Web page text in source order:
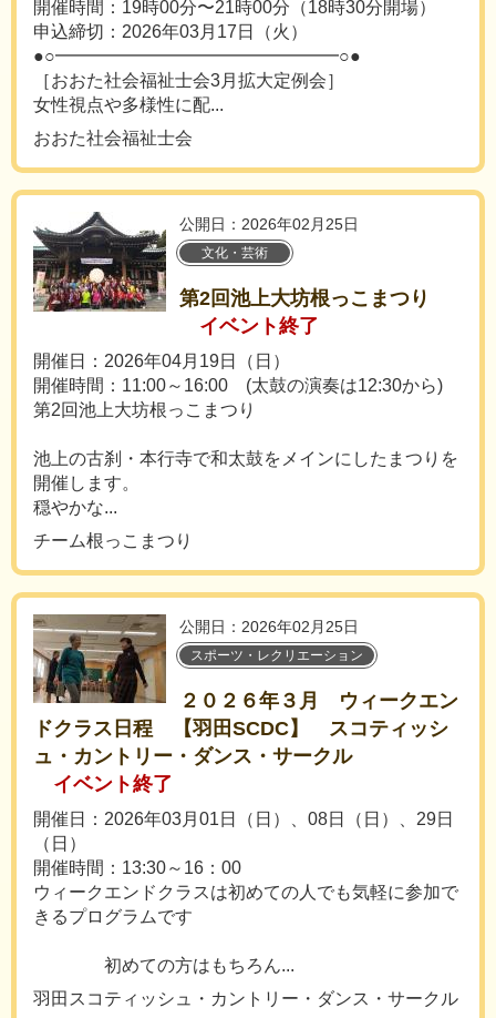
開催時間：19時00分〜21時00分（18時30分開場）
申込締切：2026年03月17日（火）
●○━━━━━━━━━━━━━━━━○●
［おおた社会福祉士会3月拡大定例会］
女性視点や多様性に配...
おおた社会福祉士会
公開日：2026年02月25日
文化・芸術
第2回池上大坊根っこまつり
イベント終了
開催日：2026年04月19日（日）
開催時間：11:00～16:00 (太鼓の演奏は12:30から)
第2回池上大坊根っこまつり
池上の古刹・本行寺で和太鼓をメインにしたまつりを
開催します。
穏やかな...
チーム根っこまつり
公開日：2026年02月25日
スポーツ・レクリエーション
２０２６年３月 ウィークエン
ドクラス日程 【羽田SCDC】 スコティッシ
ュ・カントリー・ダンス・サークル
イベント終了
開催日：2026年03月01日（日）、08日（日）、29日
（日）
開催時間：13:30～16：00
ウィークエンドクラスは初めての人でも気軽に参加で
きるプログラムです
初めての方はもちろん...
羽田スコティッシュ・カントリー・ダンス・サークル